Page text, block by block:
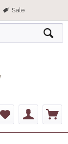
Sale